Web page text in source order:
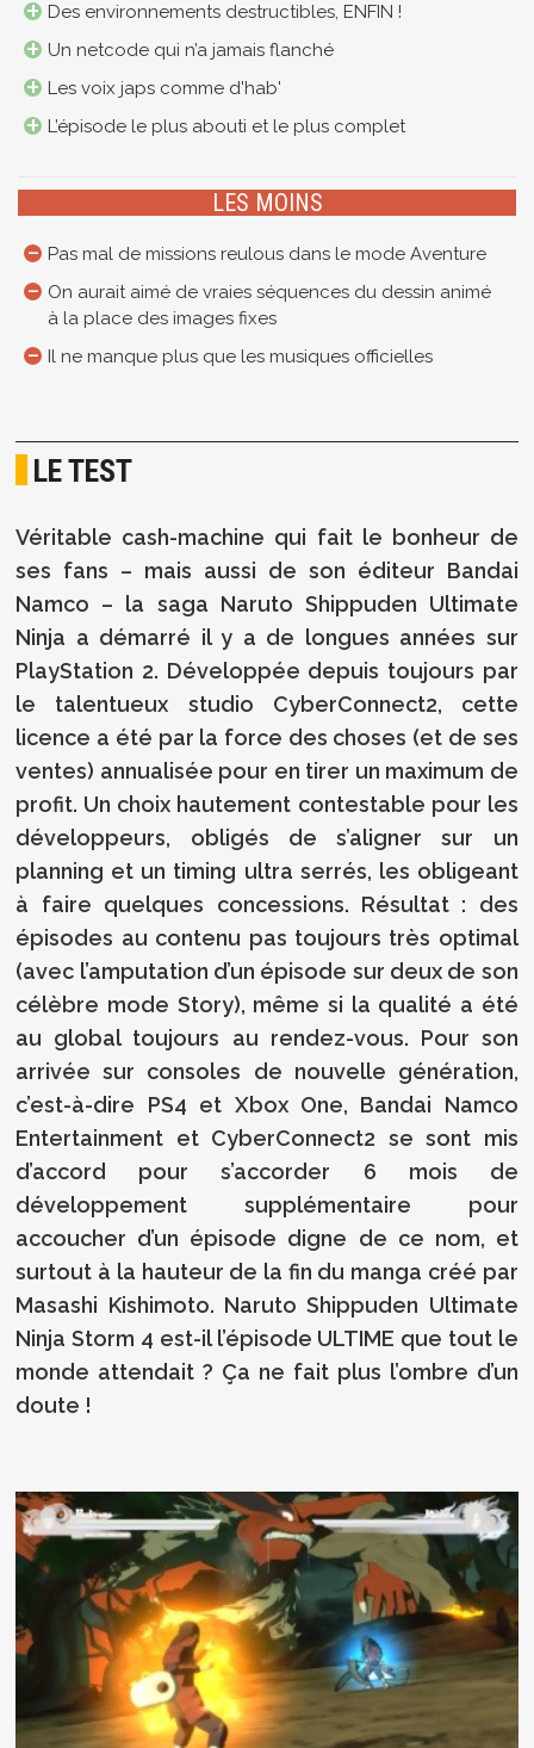
Des environnements destructibles, ENFIN !
Un netcode qui n’a jamais flanché
Les voix japs comme d'hab'
L’épisode le plus abouti et le plus complet
LES MOINS
Pas mal de missions reulous dans le mode Aventure
On aurait aimé de vraies séquences du dessin animé
à la place des images fixes
Il ne manque plus que les musiques officielles
LE TEST
Véritable cash-machine qui fait le bonheur de
ses fans – mais aussi de son éditeur Bandai
Namco – la saga Naruto Shippuden Ultimate
Ninja a démarré il y a de longues années sur
PlayStation 2. Développée depuis toujours par
le talentueux studio CyberConnect2, cette
licence a été par la force des choses (et de ses
ventes) annualisée pour en tirer un maximum de
profit. Un choix hautement contestable pour les
développeurs, obligés de s’aligner sur un
planning et un timing ultra serrés, les obligeant
à faire quelques concessions. Résultat : des
épisodes au contenu pas toujours très optimal
(avec l’amputation d’un épisode sur deux de son
célèbre mode Story), même si la qualité a été
au global toujours au rendez-vous. Pour son
arrivée sur consoles de nouvelle génération,
c’est-à-dire PS4 et Xbox One, Bandai Namco
Entertainment et CyberConnect2 se sont mis
d’accord pour s’accorder 6 mois de
développement supplémentaire pour
accoucher d’un épisode digne de ce nom, et
surtout à la hauteur de la fin du manga créé par
Masashi Kishimoto. Naruto Shippuden Ultimate
Ninja Storm 4 est-il l’épisode ULTIME que tout le
monde attendait ? Ça ne fait plus l’ombre d’un
doute !